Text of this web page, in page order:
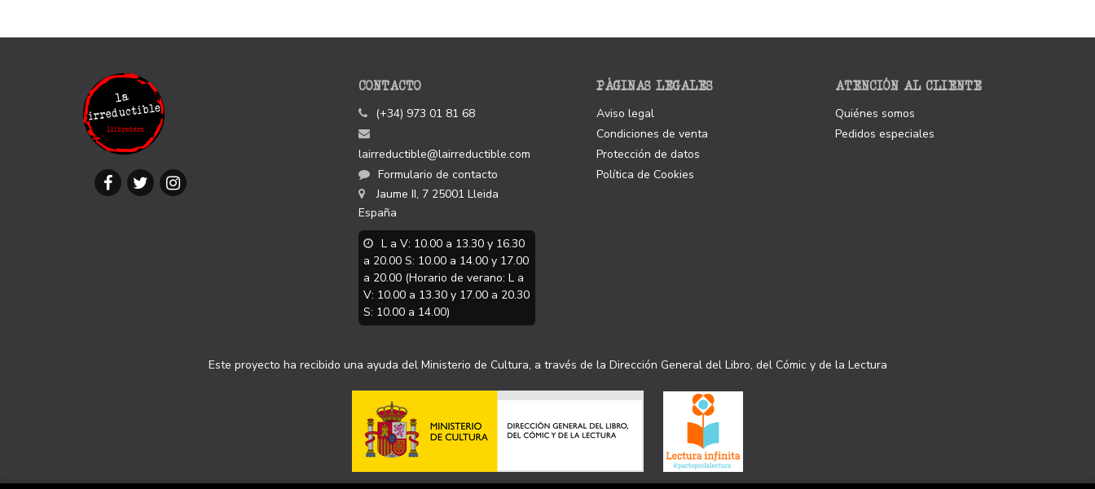
CONTACTO
(+34) 973 01 81 68
lairreductible@lairreductible.com
Formulario de contacto
Jaume II, 7 25001 Lleida
España
L a V: 10.00 a 13.30 y 16.30
a 20.00 S: 10.00 a 14.00 y 17.00
a 20.00 (Horario de verano: L a
V: 10.00 a 13.30 y 17.00 a 20.30
S: 10.00 a 14.00)
PÁGINAS LEGALES
Aviso legal
Condiciones de venta
Protección de datos
Política de Cookies
ATENCIÓN AL CLIENTE
Quiénes somos
Pedidos especiales
Este proyecto ha recibido una ayuda del Ministerio de Cultura, a través de la Dirección General del Libro, del Cómic y de la Lectura